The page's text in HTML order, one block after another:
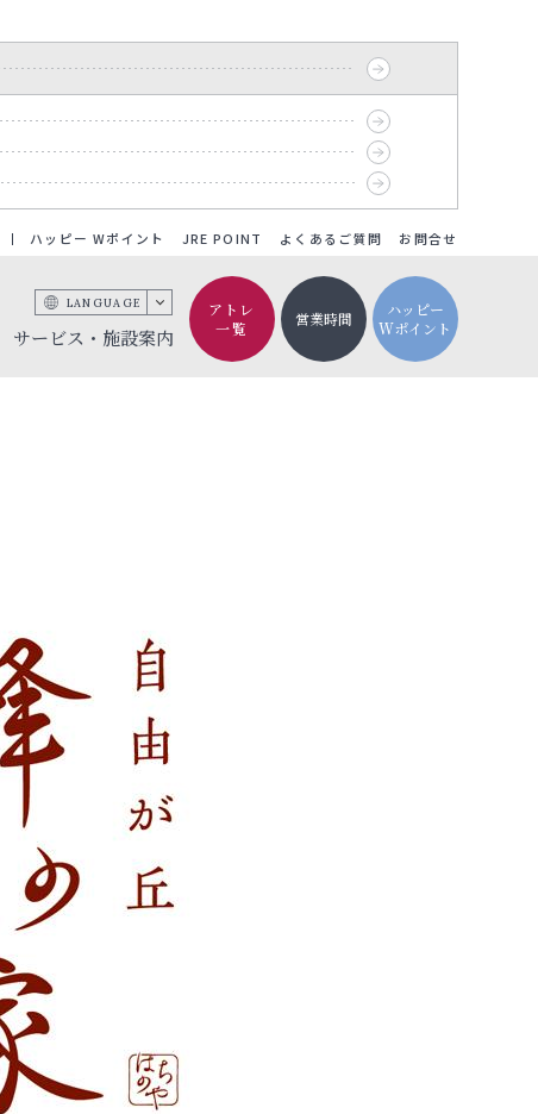
ハッピー Wポイント JRE POINT よくあるご質問 お問合せ
サービス・施設案内
LANGUAGE
アトレ
一覧
営業時間
ハッピー
Wポイント